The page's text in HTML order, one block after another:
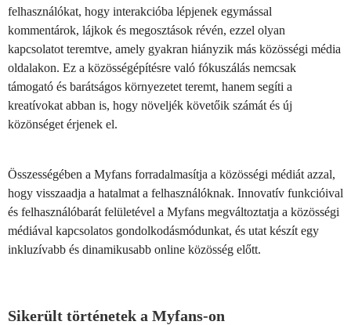
felhasználókat, hogy interakcióba lépjenek egymással
kommentárok, lájkok és megosztások révén, ezzel olyan
kapcsolatot teremtve, amely gyakran hiányzik más közösségi média
oldalakon. Ez a közösségépítésre való fókuszálás nemcsak
támogató és barátságos környezetet teremt, hanem segíti a
kreatívokat abban is, hogy növeljék követőik számát és új
közönséget érjenek el.
Összességében a Myfans forradalmasítja a közösségi médiát azzal,
hogy visszaadja a hatalmat a felhasználóknak. Innovatív funkcióival
és felhasználóbarát felületével a Myfans megváltoztatja a közösségi
médiával kapcsolatos gondolkodásmódunkat, és utat készít egy
inkluzívabb és dinamikusabb online közösség előtt.
Sikerült történetek a Myfans-on